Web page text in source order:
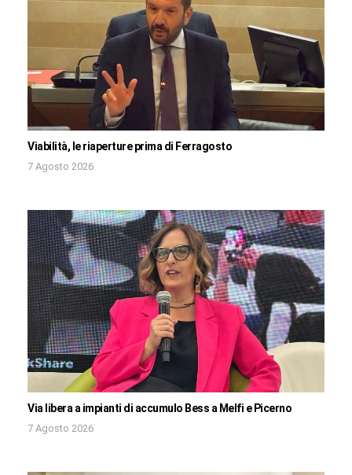
Viabilità, le riaperture prima di Ferragosto
7 Agosto 2026
Via libera a impianti di accumulo Bess a Melfi e Picerno
7 Agosto 2026